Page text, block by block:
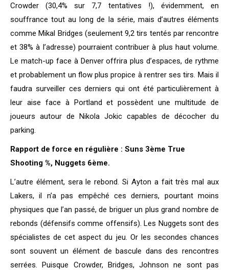
Crowder (30,4% sur 7,7 tentatives !), évidemment, en
souffrance tout au long de la série, mais d’autres éléments
comme Mikal Bridges (seulement 9,2 tirs tentés par rencontre
et 38% à l’adresse) pourraient contribuer à plus haut volume.
Le match-up face à Denver offrira plus d’espaces, de rythme
et probablement un flow plus propice à rentrer ses tirs. Mais il
faudra surveiller ces derniers qui ont été particulièrement à
leur aise face à Portland et possèdent une multitude de
joueurs autour de Nikola Jokic capables de décocher du
parking.
Rapport de force en régulière : Suns 3ème True
Shooting %, Nuggets 6ème.
L’autre élément, sera le rebond. Si Ayton a fait très mal aux
Lakers, il n’a pas empêché ces derniers, pourtant moins
physiques que l’an passé, de briguer un plus grand nombre de
rebonds (défensifs comme offensifs). Les Nuggets sont des
spécialistes de cet aspect du jeu. Or les secondes chances
sont souvent un élément de bascule dans des rencontres
serrées. Puisque Crowder, Bridges, Johnson ne sont pas